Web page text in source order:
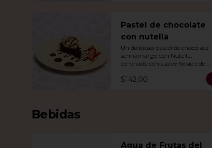
Pastel de chocolate
con nutella
Un delicioso pastel de chocolate
semiamargo con Nutella,
coronado con suave helado de
$142.00
Bebidas
Agua de Frutas del